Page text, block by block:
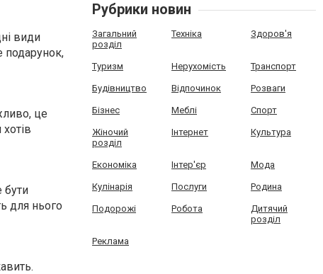
види
подарунок,
це
бути
для нього
Рубрики новин
Загальний
розділ
Техніка Здоров'я
Туризм Нерухомість Транспорт
Будівництво Відпочинок Розваги
Бізнес Меблі Спорт
Жіночий
розділ
Інтернет Культура
Економіка Інтер'єр Мода
Кулінарія Послуги Родина
Подорожі Робота
Дитячий
розділ
Реклама